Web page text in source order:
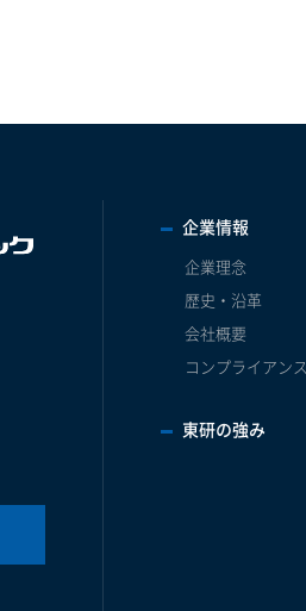
企業情報
企業理念
歴史・沿革
会社概要
コンプライアンス
東研の強み